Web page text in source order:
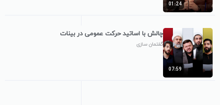
01:24
07:59
چالش با اساتید حرکت عمومی در بینات
گفتمان سازی